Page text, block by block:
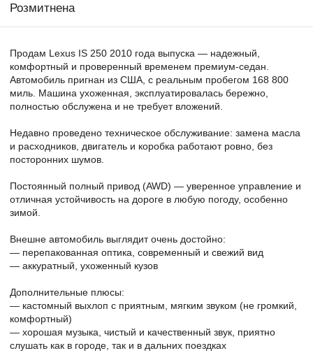
Розмитнена
Продам Lexus IS 250 2010 года выпуска — надежный,
комфортный и проверенный временем премиум-седан.
Автомобиль пригнан из США, с реальным пробегом 168 800
миль. Машина ухоженная, эксплуатировалась бережно,
полностью обслужена и не требует вложений.
Недавно проведено техническое обслуживание: замена масла
и расходников, двигатель и коробка работают ровно, без
посторонних шумов.
Постоянный полный привод (AWD) — уверенное управление и
отличная устойчивость на дороге в любую погоду, особенно
зимой.
Внешне автомобиль выглядит очень достойно:
— перепакованная оптика, современный и свежий вид
— аккуратный, ухоженный кузов
Дополнительные плюсы:
— кастомный выхлоп с приятным, мягким звуком (не громкий,
комфортный)
— хорошая музыка, чистый и качественный звук, приятно
слушать как в городе, так и в дальних поездках